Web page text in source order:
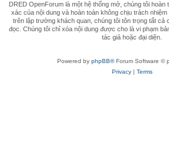
DRED OpenForum là một hệ thống mở, chúng tôi
xác của nội dung và hoàn toàn không chịu trách
trên lập trường khách quan, chúng tôi tôn trọng tất cả
đọc. Chúng tôi chỉ xóa nội dung được cho là vi phạm
tác giả hoặc đại diện.
Powered by phpBB®Forum Software ©
Privacy| Terms